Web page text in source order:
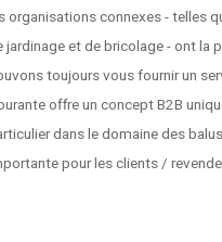
organisations connexes - telles
jardinage et de bricolage - ont la
toujours vous fournir un
offre un concept B2B
dans le domaine des
pour les clients /